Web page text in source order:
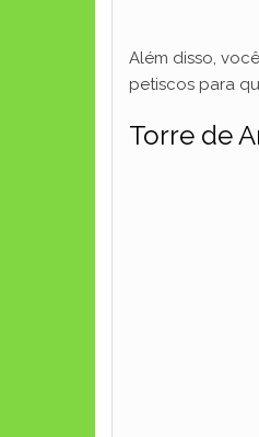
Além disso,
petiscos para
Torre de